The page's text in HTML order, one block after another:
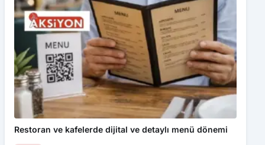
Restoran ve kafelerde dijital ve detaylı menü dönemi